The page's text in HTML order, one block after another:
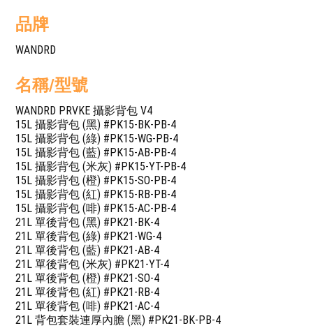
品牌
WANDRD
名稱/型號
WANDRD PRVKE 攝影背包 V4
15L 攝影背包 (黑) #PK15-BK-PB-4
15L 攝影背包 (綠) #PK15-WG-PB-4
15L 攝影背包 (藍) #PK15-AB-PB-4
15L 攝影背包 (米灰) #PK15-YT-PB-4
15L 攝影背包 (橙) #PK15-SO-PB-4
15L 攝影背包 (紅) #PK15-RB-PB-4
15L 攝影背包 (啡) #PK15-AC-PB-4
21L 單後背包 (黑) #PK21-BK-4
21L 單後背包 (綠) #PK21-WG-4
21L 單後背包 (藍) #PK21-AB-4
21L 單後背包 (米灰) #PK21-YT-4
21L 單後背包 (橙) #PK21-SO-4
21L 單後背包 (紅) #PK21-RB-4
21L 單後背包 (啡) #PK21-AC-4
21L 背包套裝連厚內膽 (黑) #PK21-BK-PB-4